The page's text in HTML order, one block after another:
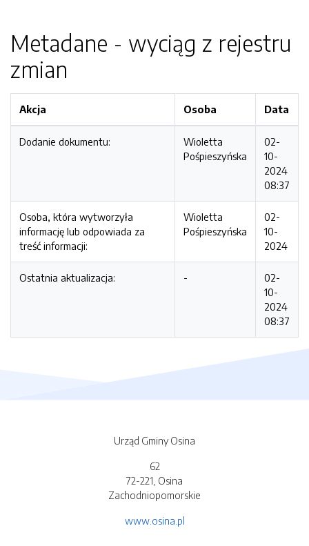
Metadane - wyciąg z rejestru
zmian
Akcja Osoba Data
Dodanie dokumentu:
Wioletta
Pośpieszyńska
02-
10-
2024
08:37
Osoba, która wytworzyła
informację lub odpowiada za
treść informacji:
Wioletta
Pośpieszyńska
02-
10-
2024
Ostatnia aktualizacja: -
02-
10-
2024
08:37
Urząd Gminy Osina
62
72-221, Osina
Zachodniopomorskie
www.osina.pl